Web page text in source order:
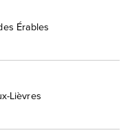
Érables
Lièvres